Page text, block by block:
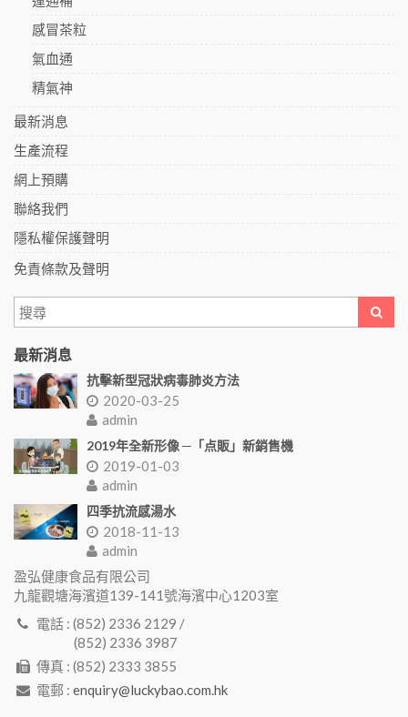
感冒茶粒
氣血通
精氣神
最新消息
生產流程
網上預購
聯絡我們
隱私權保護聲明
免責條款及聲明
最新消息
抗擊新型冠狀病毒肺炎方法
2020-03-25
admin
2019年全新形像 ─「点販」新銷售機
2019-01-03
admin
四季抗流感湯水
2018-11-13
admin
盈弘健康食品有限公司
九龍觀塘海濱道139-141號海濱中心1203室
電話 : (852) 2336 2129 /
(852) 2336 3987
傳真 : (852) 2333 3855
電郵 : enquiry@luckybao.com.hk